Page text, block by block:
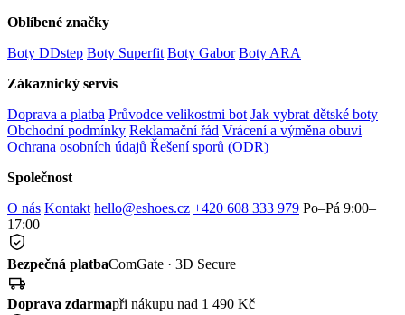
Oblíbené značky
Boty DDstep Boty Superfit Boty Gabor Boty ARA
Zákaznický servis
Doprava a platba Průvodce velikostmi bot Jak vybrat dětské boty
Obchodní podmínky Reklamační řád Vrácení a výměna obuvi
Ochrana osobních údajů Řešení sporů (ODR)
Společnost
O nás Kontakt hello@eshoes.cz +420 608 333 979 Po–Pá 9:00–
17:00
Bezpečná platbaComGate · 3D Secure
Doprava zdarmapři nákupu nad 1 490 Kč